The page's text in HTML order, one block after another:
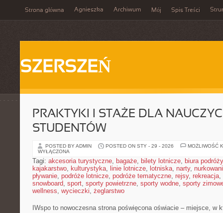
Strona główna Agnieszka Archiwum Mój Spis Treści
SZERSZEŃ
PRAKTYKI I STAŻE DLA
STUDENTÓW
POSTED BY ADMIN POSTED ON STY - 29 - 2026
MOŻLIWOŚĆ
WYŁĄCZONA
Tagi: akcesoria turystyczne, bagaże, bilety lotnicze, biura podróży
kajakarstwo, kulturystyka, linie lotnicze, lotniska, narty,
pływanie, podróże lotnicze, podróże tematyczne, rejsy, rekreacja,
snowboard, sport, sporty powietrzne, sporty wodne, sporty
wellness, wycieczki, żeglarstwo
IWspo to nowoczesna strona poświęcona oświacie – miejsce, w